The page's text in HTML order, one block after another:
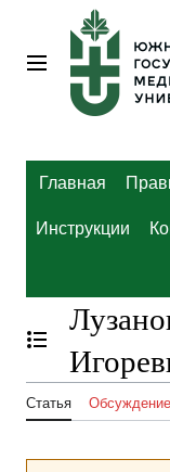
содержанию
Главное меню
Главная
Инструкции
Отобразить/
Статья Обсуждение